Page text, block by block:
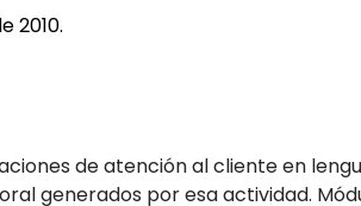
2010.
de atención al cliente en
generados por esa actividad.